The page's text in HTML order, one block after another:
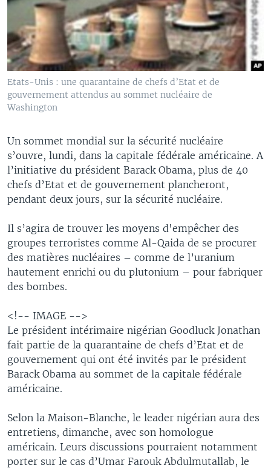
Etats-Unis : une quarantaine de chefs d’Etat et de
gouvernement attendus au sommet nucléaire de
Washington
Un sommet mondial sur la sécurité nucléaire
s’ouvre, lundi, dans la capitale fédérale américaine. A
l’initiative du président Barack Obama, plus de 40
chefs d’Etat et de gouvernement plancheront,
pendant deux jours, sur la sécurité nucléaire.
Il s’agira de trouver les moyens d'empêcher des
groupes terroristes comme Al-Qaida de se procurer
des matières nucléaires – comme de l’uranium
hautement enrichi ou du plutonium – pour fabriquer
des bombes.
<!-- IMAGE -->
Le président intérimaire nigérian Goodluck Jonathan
fait partie de la quarantaine de chefs d’Etat et de
gouvernement qui ont été invités par le président
Barack Obama au sommet de la capitale fédérale
américaine.
Selon la Maison-Blanche, le leader nigérian aura des
entretiens, dimanche, avec son homologue
américain. Leurs discussions pourraient notamment
porter sur le cas d’Umar Farouk Abdulmutallab, le